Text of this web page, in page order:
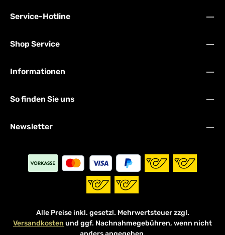
Service-Hotline
Shop Service
Informationen
So finden Sie uns
Newsletter
Alle Preise inkl. gesetzl. Mehrwertsteuer zzgl.
Versandkosten und ggf. Nachnahmegebühren, wenn nicht